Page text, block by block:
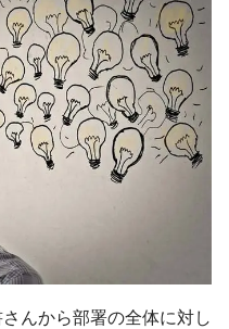
んから部署の全体に対し